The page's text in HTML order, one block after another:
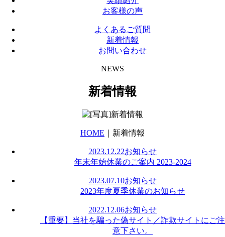
お客様の声
よくあるご質問
新着情報
お問い合わせ
NEWS
新着情報
HOME ｜新着情報
2023.12.22お知らせ
年末年始休業のご案内 2023-2024
2023.07.10お知らせ
2023年度夏季休業のお知らせ
2022.12.06お知らせ
【重要】当社を騙った偽サイト／詐欺サイトにご注
意下さい。